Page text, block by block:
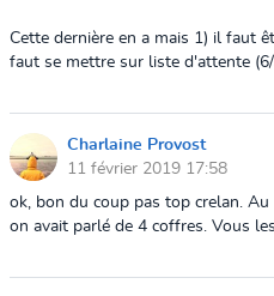
Cette dernière en a mais 1) il faut
faut se mettre sur liste d'attente
Charlaine Provost
11 février 2019 17:58
ok, bon du coup pas top crelan. Au
on avait parlé de 4 coffres. Vous